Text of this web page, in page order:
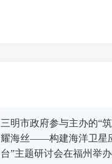
三明市政府参与主办的“
耀海丝——构建海洋卫星
台”主题研讨会在福州举办